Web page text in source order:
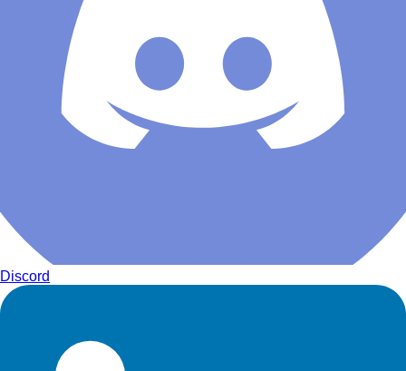
Discord